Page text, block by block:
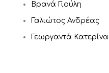
Βρανά Γιούλη
Γαλιώτος Ανδρέας
Γεωργαντά Κατερίνα